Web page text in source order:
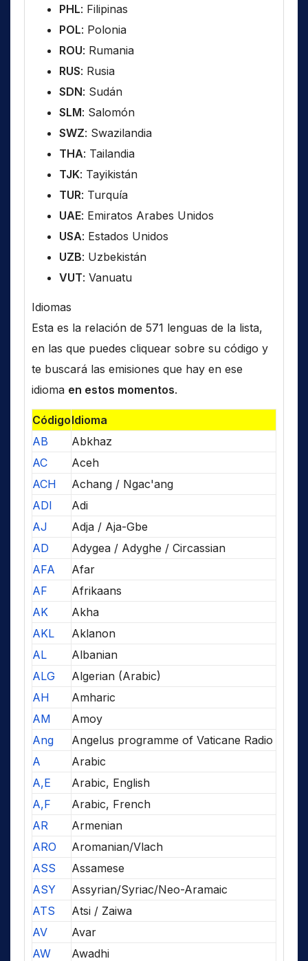
PHL: Filipinas
POL: Polonia
ROU: Rumania
RUS: Rusia
SDN: Sudán
SLM: Salomón
SWZ: Swazilandia
THA: Tailandia
TJK: Tayikistán
TUR: Turquía
UAE: Emiratos Arabes Unidos
USA: Estados Unidos
UZB: Uzbekistán
VUT: Vanuatu
Idiomas
Esta es la relación de 571 lenguas de la lista,
en las que puedes cliquear sobre su código y
te buscará las emisiones que hay en ese
idioma en estos momentos.
CódigoIdioma
AB
Abkhaz
AC
Aceh
ACH
Achang / Ngac'ang
ADI
Adi
AJ
Adja / Aja-Gbe
AD
Adygea / Adyghe / Circassian
AFA
Afar
AF
Afrikaans
AK
Akha
AKL
Aklanon
AL
Albanian
ALG
Algerian (Arabic)
AH
Amharic
AM
Amoy
Ang
Angelus programme of Vaticane Radio
A
Arabic
A,E
Arabic, English
A,F
Arabic, French
AR
Armenian
ARO
Aromanian/Vlach
ASS
Assamese
ASY
Assyrian/Syriac/Neo-Aramaic
ATS
Atsi / Zaiwa
AV
Avar
AW
Awadhi